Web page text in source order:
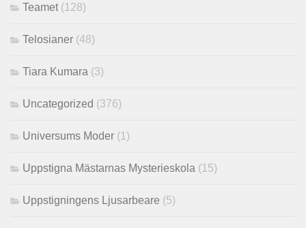
Teamet (128)
Telosianer (48)
Tiara Kumara (3)
Uncategorized (376)
Universums Moder (1)
Uppstigna Mästarnas Mysterieskola (15)
Uppstigningens Ljusarbeare (5)